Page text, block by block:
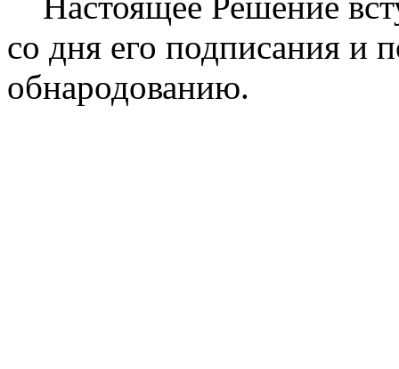
со дня его подписания и
обнародованию.